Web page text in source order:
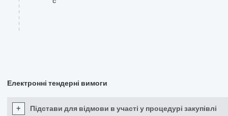
Електронні тендерні вимоги
+ Підстави для відмови в участі у процедурі закупівлі